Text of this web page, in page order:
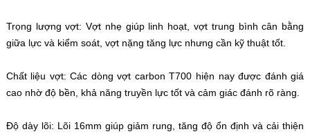
Trọng lượng vợt: Vợt nhẹ giúp linh hoạt, vợt trung bình cân bằng
giữa lực và kiểm soát, vợt nặng tăng lực nhưng cần kỹ thuật tốt.
Chất liệu vợt: Các dòng vợt carbon T700 hiện nay được đánh giá
cao nhờ độ bền, khả năng truyền lực tốt và cảm giác đánh rõ ràng.
Độ dày lõi: Lõi 16mm giúp giảm rung, tăng độ ổn định và cải thiện